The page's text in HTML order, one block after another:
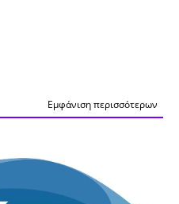
Εμφάνιση περισσότερων